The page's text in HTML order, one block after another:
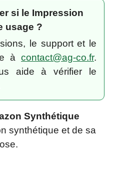
si le Impression
usage ?
le support et le
à contact@ag-co.fr.
aide à vérifier le
Synthétique
synthétique et de sa